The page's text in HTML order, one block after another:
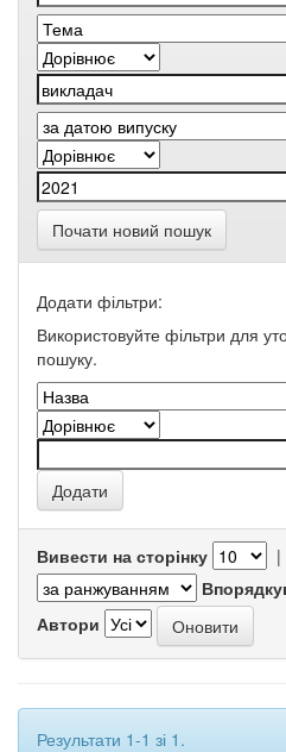
Почати новий пошук
Додати фільтри:
Використовуйте фільтри для
пошуку.
Вивести на сторінку |
Автори
Результати 1-1 зі 1.